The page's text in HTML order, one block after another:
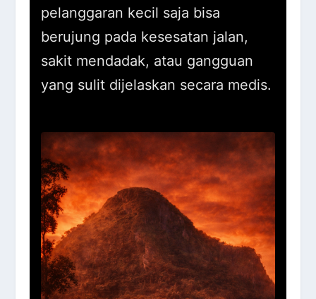
pelanggaran kecil saja bisa
berujung pada kesesatan jalan,
sakit mendadak, atau gangguan
yang sulit dijelaskan secara medis.